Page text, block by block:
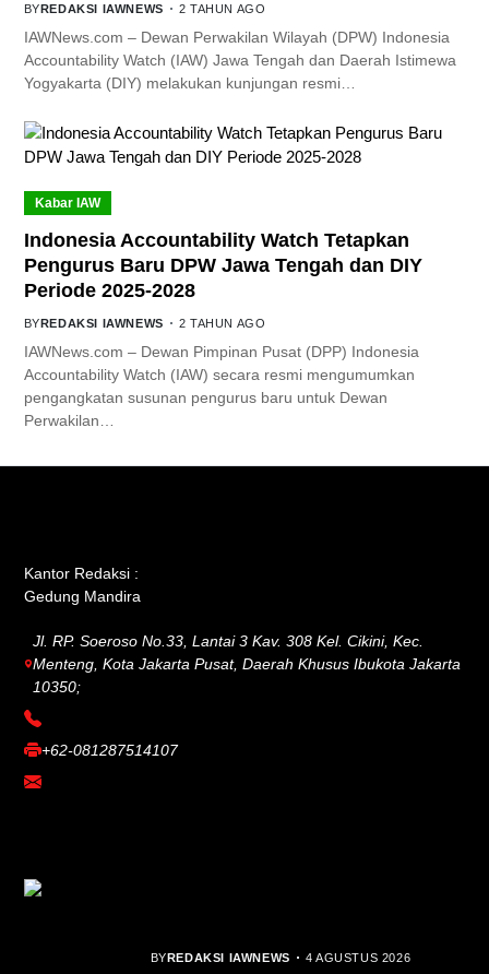
BYREDAKSI IAWNEWS 2 TAHUN AGO
IAWNews.com – Dewan Perwakilan Wilayah (DPW) Indonesia
Accountability Watch (IAW) Jawa Tengah dan Daerah Istimewa
Yogyakarta (DIY) melakukan kunjungan resmi…
Kabar IAW
Indonesia Accountability Watch Tetapkan
Pengurus Baru DPW Jawa Tengah dan DIY
Periode 2025-2028
BYREDAKSI IAWNEWS 2 TAHUN AGO
IAWNews.com – Dewan Pimpinan Pusat (DPP) Indonesia
Accountability Watch (IAW) secara resmi mengumumkan
pengangkatan susunan pengurus baru untuk Dewan
Perwakilan…
Kantor Redaksi :
Gedung Mandira
Jl. RP. Soeroso No.33, Lantai 3 Kav. 308 Kel. Cikini, Kec.
Menteng, Kota Jakarta Pusat, Daerah Khusus Ibukota Jakarta
10350;
(021) 3908026
+62-081287514107
adm@iawnews.com
BYREDAKSI IAWNEWS 4 AGUSTUS 2026